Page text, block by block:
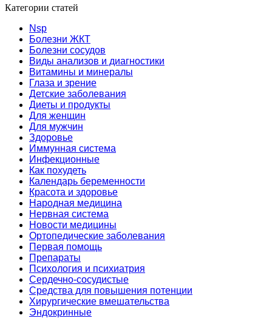
Категории статей
Nsp
Болезни ЖКТ
Болезни сосудов
Виды анализов и диагностики
Витамины и минералы
Глаза и зрение
Детские заболевания
Диеты и продукты
Для женщин
Для мужчин
Здоровье
Иммунная система
Инфекционные
Как похудеть
Календарь беременности
Красота и здоровье
Народная медицина
Нервная система
Новости медицины
Ортопедические заболевания
Первая помощь
Препараты
Психология и психиатрия
Сердечно-сосудистые
Средства для повышения потенции
Хирургические вмешательства
Эндокринные